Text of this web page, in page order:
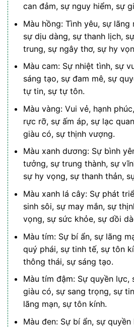
can đảm, sự nguy hiểm, sự
Màu hồng: Tình yêu, sự
sự dịu dàng, sự thanh lịch,
trung, sự ngây thơ, sự hy
Màu cam: Sự nhiệt tình, sự
sáng tạo, sự đam mê, sự
tự tin, sự tự tôn.
Màu vàng: Vui vẻ, hạnh
rực rỡ, sự ấm áp, sự lạc
giàu có, sự thịnh vượng.
Màu xanh dương: Sự bình
tưởng, sự trung thành, sự
sự hy vọng, sự thanh thản,
Màu xanh lá cây: Sự phát
sinh sôi, sự may mắn, sự
vọng, sự sức khỏe, sự dồi
Màu tím: Sự bí ẩn, sự lãng
quý phái, sự tinh tế, sự tôn
thông thái, sự sáng tạo.
Màu tím đậm: Sự quyền lực,
giàu có, sự sang trọng, sự
lãng mạn, sự tôn kính.
Màu đen: Sự bí ẩn, sự